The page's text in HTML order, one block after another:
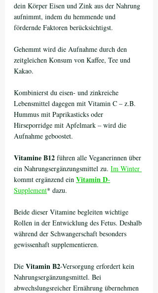
dein Körper Eisen und Zink aus der Nahrung
aufnimmt, indem du hemmende und
fördernde Faktoren berücksichtigst.
Gehemmt wird die Aufnahme durch den
zeitgleichen Konsum von Kaffee, Tee und
Kakao.
Kombinierst du eisen- und zinkreiche
Lebensmittel dagegen mit Vitamin C – z.B.
Hummus mit Paprikasticks oder
Hirseporridge mit Apfelmark – wird die
Aufnahme geboostet.
Vitamine B12 führen alle Veganerinnen über
ein Nahrungsergänzungsmittel zu. Im Winter
kommt ergänzend ein Vitamin D-
Supplement* dazu.
Beide dieser Vitamine begleiten wichtige
Rollen in der Entwicklung des Fetus. Deshalb
während der Schwangerschaft besonders
gewissenhaft supplementieren.
Die Vitamin B2-Versorgung erfordert kein
Nahrungsergänzungsmittel. Bei
abwechslungsreicher Ernährung übernehmen